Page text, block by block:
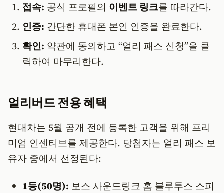
접속: 공식 프로필의 이벤트 링크를 따라간다.
인증: 간단한 휴대폰 본인 인증을 완료한다.
확인: 약관에 동의하고 “얼리 패스 신청”을 클
릭하여 마무리한다.
얼리버드 전용 혜택
현대차는 5월 공개 전에 등록한 고객을 위해 프리
미엄 인센티브를 제공한다. 당첨자는 얼리 패스 보
유자 중에서 선정된다:
1등(50명): 보스 사운드링크 홈 블루투스 스피